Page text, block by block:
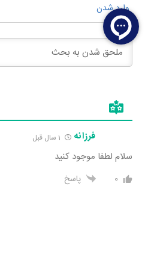
وارد شدن
فرزانه
سلام لطفا موجود کنید
0 پاسخ